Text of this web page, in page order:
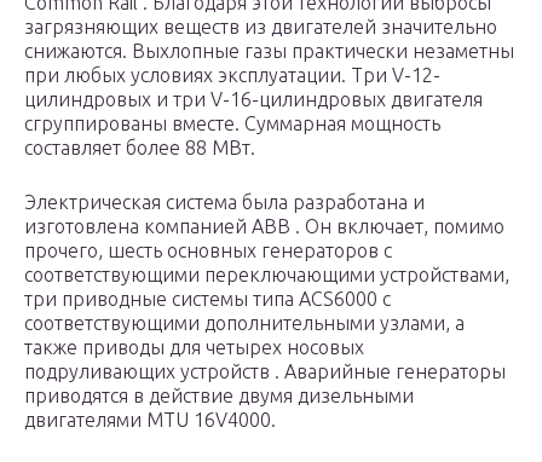
загрязняющих веществ из двигателей значительно
снижаются. Выхлопные газы практически незаметны
при любых условиях эксплуатации. Три V-12-
цилиндровых и три V-16-цилиндровых двигателя
сгруппированы вместе. Суммарная мощность
составляет более 88 МВт.
Электрическая система была разработана и
изготовлена компанией ABB . Он включает, помимо
прочего, шесть основных генераторов с
соответствующими переключающими устройствами,
три приводные системы типа ACS6000 с
соответствующими дополнительными узлами, а
также приводы для четырех носовых
подруливающих устройств . Аварийные генераторы
приводятся в действие двумя дизельными
двигателями MTU 16V4000.